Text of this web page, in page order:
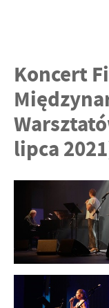
Koncert
lipca